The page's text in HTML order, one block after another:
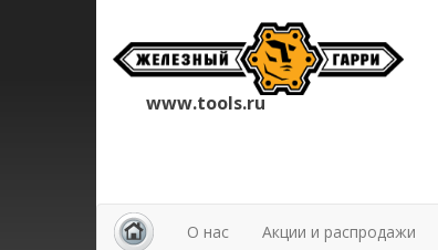
www.tools.ru
О нас Акции и распродажи